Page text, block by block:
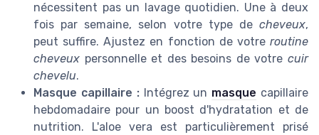
nécessitent pas un lavage quotidien. Une à deux
fois par semaine, selon votre type de cheveux,
peut suffire. Ajustez en fonction de votre routine
cheveux personnelle et des besoins de votre cuir
chevelu.
Masque capillaire :Intégrez un masque capillaire
hebdomadaire pour un boost d'hydratation et de
nutrition. L'aloe vera est particulièrement prisé